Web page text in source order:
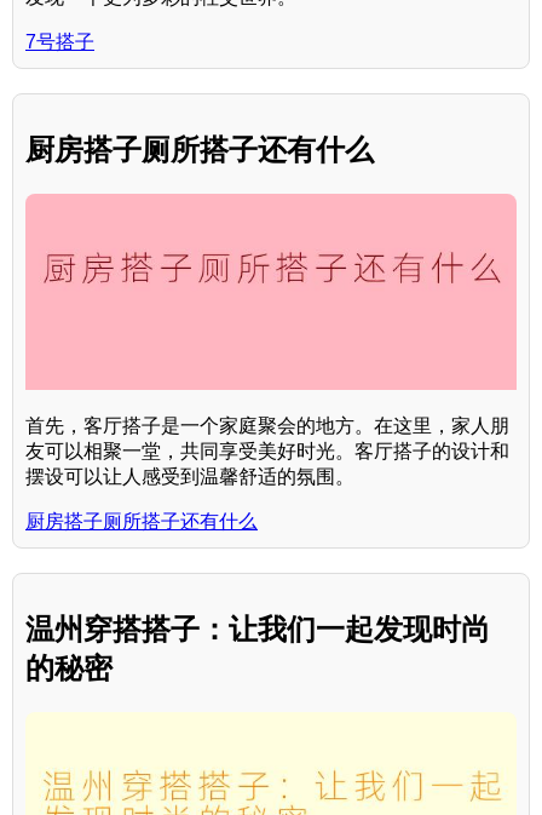
7号搭子
厨房搭子厕所搭子还有什么
首先，客厅搭子是一个家庭聚会的地方。在这里，家人朋
友可以相聚一堂，共同享受美好时光。客厅搭子的设计和
摆设可以让人感受到温馨舒适的氛围。
厨房搭子厕所搭子还有什么
温州穿搭搭子：让我们一起发现时尚
的秘密